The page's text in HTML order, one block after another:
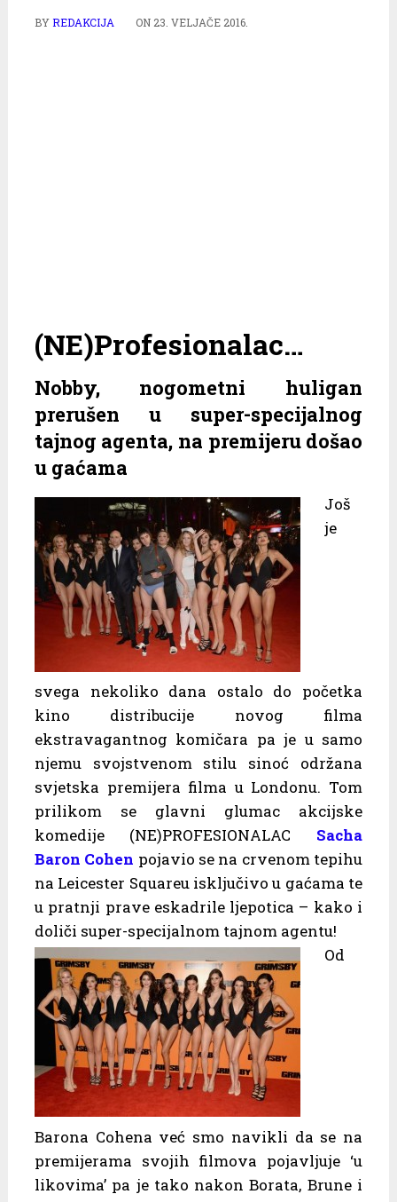
BYREDAKCIJA ON23. VELJAČE 2016.
(NE)Profesionalac…
Nobby, nogometni huligan
prerušen u super-specijalnog
tajnog agenta, na premijeru došao
u gaćama
Još
je
svega nekoliko dana ostalo do početka
kino distribucije novog filma
ekstravagantnog komičara pa je u samo
njemu svojstvenom stilu sinoć održana
svjetska premijera filma u Londonu. Tom
prilikom se glavni glumac akcijske
komedije (NE)PROFESIONALAC Sacha
Baron Cohen pojavio se na crvenom tepihu
na Leicester Squareu isključivo u gaćama te
u pratnji prave eskadrile ljepotica – kako i
doliči super-specijalnom tajnom agentu!
Od
Barona Cohena već smo navikli da se na
premijerama svojih filmova pojavljuje ‘u
likovima’ pa je tako nakon Borata, Brune i